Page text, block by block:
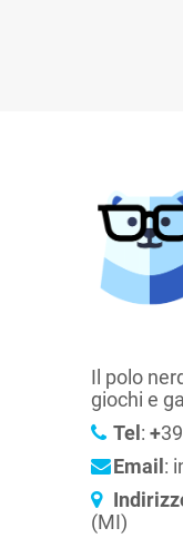
Il polo
giochi e
Tel: +
Email:
(MI)